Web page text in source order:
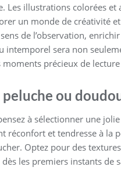
Les illustrations colorées
un monde de créativité
de l’observation,
intemporel sera non
précieux de lecture
ou
à sélectionner une
réconfort et tendresse à la
Optez pour des
les premiers instants de